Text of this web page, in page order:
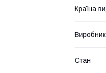
Країна
Виробник
Стан